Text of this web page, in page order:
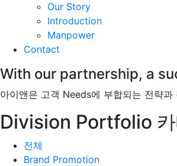
Our Story
Introduction
Manpower
Contact
With our partnership, a
아이앤은 고객 Needs에 부합되는 전략
Division Portfolio 카
전체
Brand Promotion